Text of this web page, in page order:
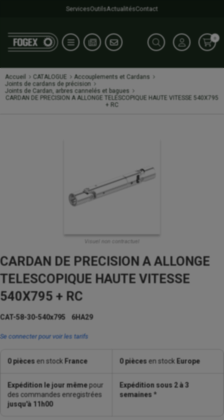
ServicesOutilsActualitésContact
0
Accueil CATALOGUE
Accouplements et Cardans
Joints de cardans de précision
Joints de Cardan, arbres cannelés et bagues
CARDAN DE PRECISION A ALLONGE TELESCOPIQUE HAUTE VITESSE 540X795
+ RC
Visuel non contractuel
CARDAN DE PRECISION A ALLONGE
TELESCOPIQUE HAUTE VITESSE
540X795 + RC
CAT-58-30-540x795 6HA29
Se connecter pour voir les tarifs
0 piècesen stock France 0 piècesen stock Europe
Expédition le jour mêmepour
des commandes enregistrées
jusqu'à 11h00
Expédition sous 2 à 3
semaines *